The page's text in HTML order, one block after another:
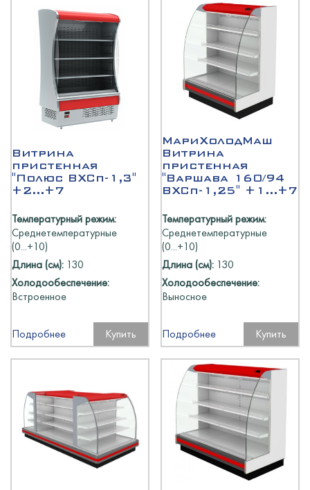
Витрина
пристенная
"Полюс ВХСп-1,3"
+2...+7
Температурный режим:
Среднетемпературные
(0...+10)
Длина (см): 130
Холодообеспечение:
Встроенное
Подробнее Купить
МариХолодМаш
Витрина
пристенная
"Варшава 160/94
ВХСп-1,25" +1...+7
Температурный режим:
Среднетемпературные
(0...+10)
Длина (см): 130
Холодообеспечение:
Выносное
Подробнее Купить